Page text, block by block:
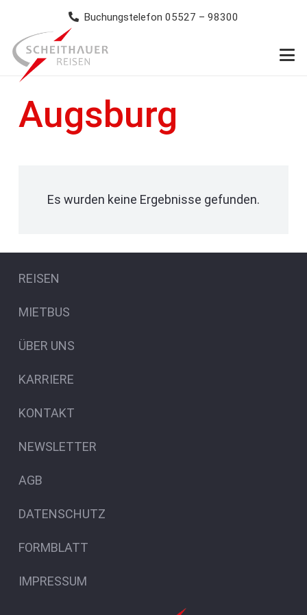
Buchungstelefon 05527 – 98300
Augsburg
Es wurden keine Ergebnisse gefunden.
REISEN
MIETBUS
ÜBER UNS
KARRIERE
KONTAKT
NEWSLETTER
AGB
DATENSCHUTZ
FORMBLATT
IMPRESSUM